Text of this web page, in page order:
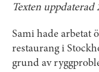
Texten uppdaterad
Sami hade arbetat
restaurang i
grund av